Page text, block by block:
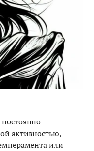
постоянно
активностью,
или